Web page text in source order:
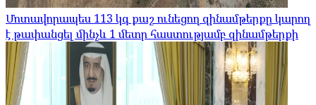
Մոտավորապես 113 կգ քաշ ունեցող զինամթերքը կարող
է թափանցել մինչև 1 մետր հաստությամբ զինամթերքի